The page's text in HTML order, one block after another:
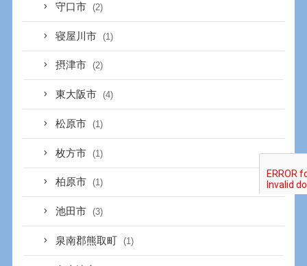
守口市 (2)
寝屋川市 (1)
摂津市 (2)
東大阪市 (4)
松原市 (1)
枚方市 (1)
柏原市 (1)
池田市 (3)
泉南郡熊取町 (1)